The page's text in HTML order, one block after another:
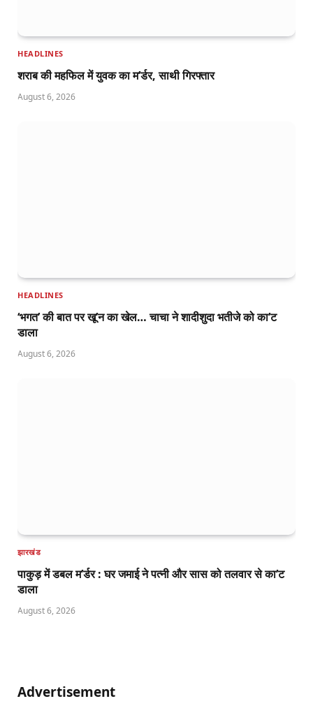
HEADLINES
शराब की महफिल में युवक का म’र्डर, साथी गिरफ्तार
August 6, 2026
HEADLINES
‘भगत’ की बात पर खू’न का खेल… चाचा ने शादीशुदा भतीजे को का’ट
डाला
August 6, 2026
झारखंड
पाकुड़ में डबल म’र्डर : घर जमाई ने पत्नी और सास को तलवार से का’ट
डाला
August 6, 2026
Advertisement